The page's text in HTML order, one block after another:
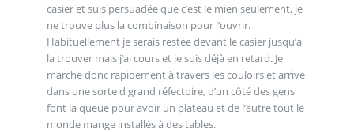
casier et suis persuadée que c’est le mien seulement, je
ne trouve plus la combinaison pour l’ouvrir.
Habituellement je serais restée devant le casier jusqu’à
la trouver mais j’ai cours et je suis déjà en retard. Je
marche donc rapidement à travers les couloirs et arrive
dans une sorte d grand réfectoire, d’un côté des gens
font la queue pour avoir un plateau et de l’autre tout le
monde mange installés à des tables.